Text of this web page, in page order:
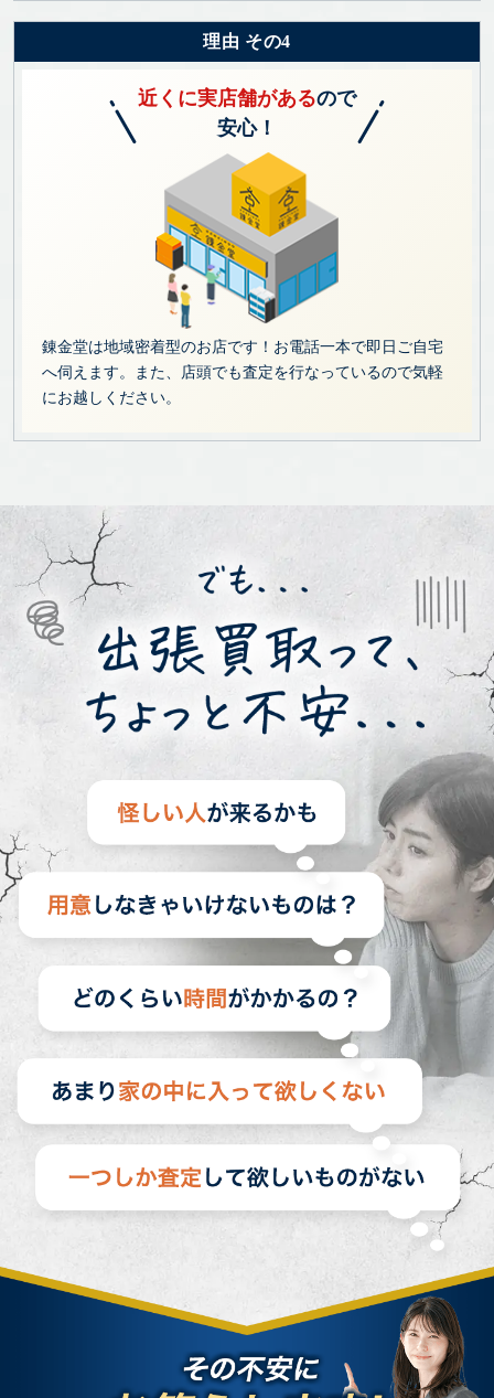
理由 その4
近くに実店舗があるので
安心！
錬金堂は地域密着型のお店です！お電話一本で即日ご自宅
へ伺えます。また、店頭でも査定を行なっているので気軽
にお越しください。